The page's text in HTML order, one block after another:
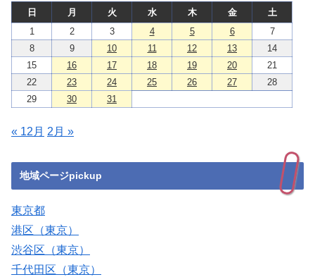
日 月 火 水 木 金
土
1
2 3 4 5 6
7
8
9 10 11 12 13
14
15
16 17 18 19 20
21
22
23 24 25 26 27
28
29
30 31
« 12月 2月 »
地域ページpickup
東京都
港区（東京）
渋谷区（東京）
千代田区（東京）